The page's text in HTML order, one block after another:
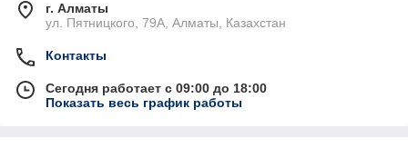
г. Алматы
ул. Пятницкого, 79А, Алматы, Казахстан
Контакты
Сегодня работает с 09:00 до 18:00
Показать весь график работы